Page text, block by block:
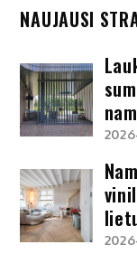
NAUJAUSI